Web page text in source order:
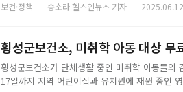
빛대학, 27일 횡성은빛대학까지 순차적으로 이
보건·정책 송소라 헬스인뉴스 기자
횡성군보건소, 미취학 아동 대상 무
횡성군보건소가 단체생활 중인 미취학 아동들
17일까지 지역 어린이집과 유치원에 재원 중인